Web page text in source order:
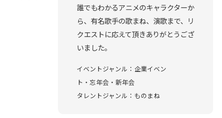
誰でもわかるアニメのキャラクターか
ら、有名歌手の歌まね、演歌まで、リ
クエストに応えて頂きありがとうござ
いました。
イベントジャンル：企業イベン
ト・忘年会・新年会
タレントジャンル：ものまね